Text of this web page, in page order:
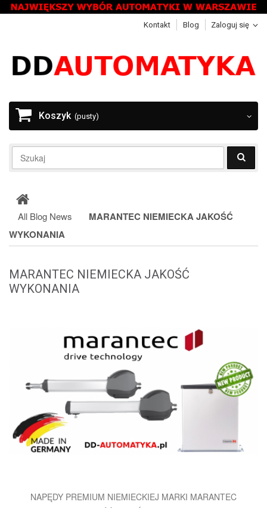
Zaloguj się
Kontakt Blog
Koszyk (pusty)
All Blog News
MARANTEC NIEMIECKA JAKOŚĆ
WYKONANIA
MARANTEC NIEMIECKA JAKOŚĆ
WYKONANIA
NAPĘDY PREMIUM NIEMIECKIEJ MARKI MARANTEC